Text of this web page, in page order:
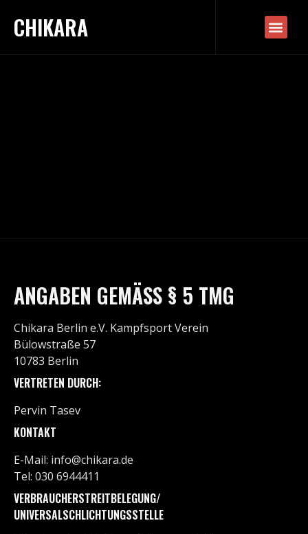
CHIKARA
ANGABEN GEMÄSS § 5 TMG
Chikara Berlin e.V. Kampfsport Verein
Bülowstraße 57
10783 Berlin
VERTRETEN DURCH:
Pervin Tasev
KONTAKT
E-Mail: info@chikara.de
Tel: 030 6944411
VERBRAUCHERSTREITBELEGUNG/
UNIVERSALSCHLICHTUNGSSTELLE